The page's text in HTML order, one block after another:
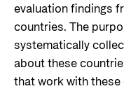
evaluation findings
countries. The
systematically
about these
that work with